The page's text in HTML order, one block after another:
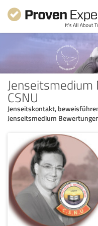
CSNU
Jenseitskontakt,
Jenseitsmedium